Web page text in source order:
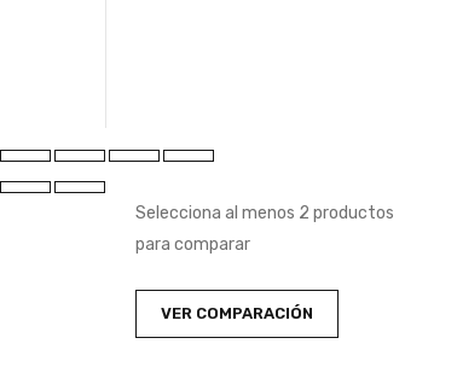
Selecciona al menos 2 productos
para comparar
VER COMPARACIÓN